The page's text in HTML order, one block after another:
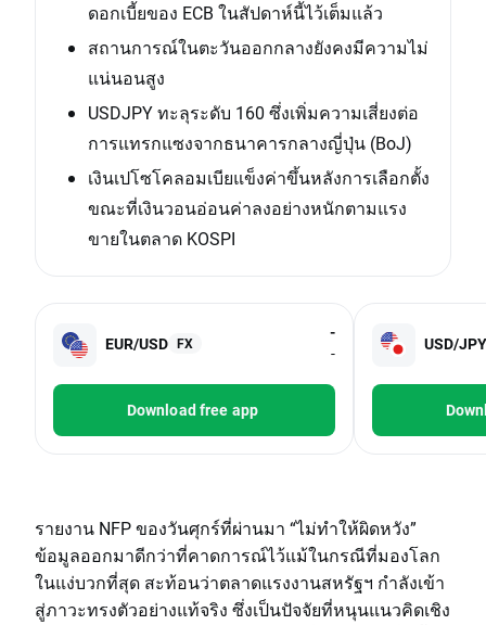
ดอกเบี้ยของ ECB ในสัปดาห์นี้ไว้เต็มแล้ว
สถานการณ์ในตะวันออกกลางยังคงมีความไม่
แน่นอนสูง
USDJPY ทะลุระดับ 160 ซึ่งเพิ่มความเสี่ยงต่อ
การแทรกแซงจากธนาคารกลางญี่ปุ่น (BoJ)
เงินเปโซโคลอมเบียแข็งค่าขึ้นหลังการเลือกตั้ง
ขณะที่เงินวอนอ่อนค่าลงอย่างหนักตามแรง
ขายในตลาด KOSPI
EUR/USD FX
-
-
Download free app
USD/JPY
รายงาน NFP ของวันศุกร์ที่ผ่านมา “ไม่ทำให้ผิดหวัง”
ข้อมูลออกมาดีกว่าที่คาดการณ์ไว้แม้ในกรณีที่มองโลก
ในแง่บวกที่สุด สะท้อนว่าตลาดแรงงานสหรัฐฯ กำลังเข้า
สู่ภาวะทรงตัวอย่างแท้จริง ซึ่งเป็นปัจจัยที่หนุนแนวคิดเชิง